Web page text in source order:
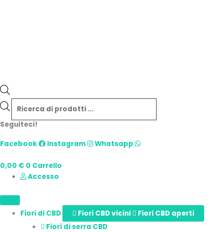
Seguiteci!
Facebook Instagram Whatsapp
0,00 € 0 Carrello
Accesso
Fiori di CBD Fiori CBD vicini
Fiori CBD aperti
Fiori di serra CBD